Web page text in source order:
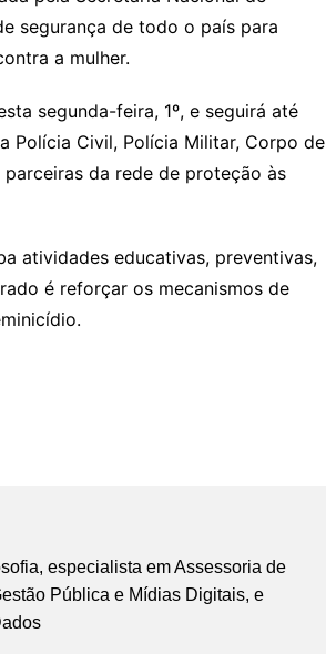
segurança de todo o país para
a mulher.
segunda-feira, 1º, e seguirá até
Polícia Civil, Polícia Militar, Corpo de
da rede de proteção às
atividades educativas, preventivas,
é reforçar os mecanismos de
especialista em Assessoria de
Pública e Mídias Digitais, e